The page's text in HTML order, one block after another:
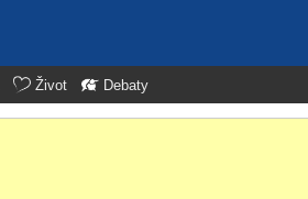
Život Debaty